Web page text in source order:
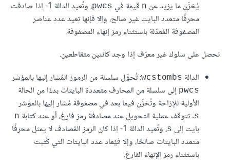
يُخزّن ما يزيد عن n قيمة في pwcs
، وتُعيد الدالة 1- إذا صادفت
محرفًا متعدد البايت غير صالح، وإلا فإنها تعيد عدد عناصر
المصفوفة المُعدّلة باستثناء رمز إنهاء المصفوفة.
نحصل على سلوك غير معرّف إذا وجد كائنين متقاطعين.
الدالة wcstombs: تُحوِّل سلسلة من الرموز المُشار إليها بالمؤشر
pwcs إلى سلسلة من المحارف متعددة البايتات بدءًا من الحالة
الأولية للإزاحة وتُخزّن فيما بعد في مصفوفة مُشار إليها بالمؤشر
s. تتوقف عملية التحويل عند مصادفة رمز فارغ، أو عند كتابة n
بايت إلى s
، وتُعيد الدالة ‎-1 إذا كان الرمز المُصادف لا يمثل محرفًا
متعدد البايتات صالحًا، وإلا فيُعاد عدد البايتات التي كُتبت
باستثناء رمز الإنهاء الفارغ.